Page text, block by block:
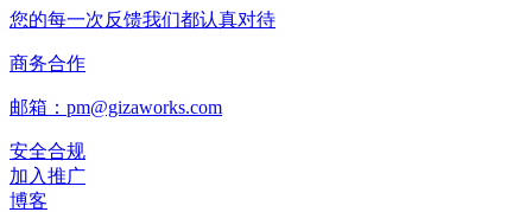
您的每一次反馈我们都认真对待
商务合作
邮箱：pm@gizaworks.com
安全合规
加入推广
博客